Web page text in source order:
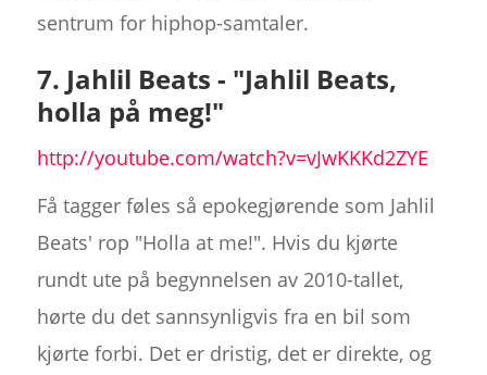
sentrum for hiphop-samtaler.
7. Jahlil Beats - "Jahlil Beats,
holla på meg!"
http://youtube.com/watch?v=vJwKKKd2ZYE
Få tagger føles så epokegjørende som Jahlil
Beats' rop "Holla at me!". Hvis du kjørte
rundt ute på begynnelsen av 2010-tallet,
hørte du det sannsynligvis fra en bil som
kjørte forbi. Det er dristig, det er direkte, og